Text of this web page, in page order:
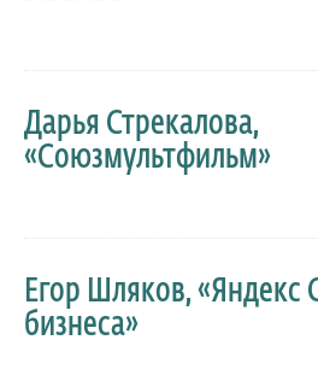
Дарья Стрекалова,
«Союзмультфильм»
Егор Шляков, «Яндекс
бизнеса»